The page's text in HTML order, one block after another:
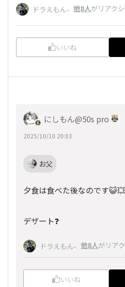
ドラえもん、 他8人がリアク
いいね
にしもん@50s pro
2025/10/10 20:03
お父
夕食は食べた後なのです
デザート❓️
ドラえもん、 他8人がリア
いいね